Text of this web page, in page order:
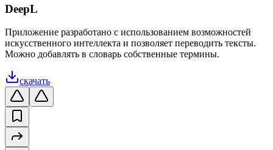
DeepL
Приложение разработано с использованием возможностей
искусственного интеллекта и позволяет переводить тексты.
Можно добавлять в словарь собственные термины.
скачать